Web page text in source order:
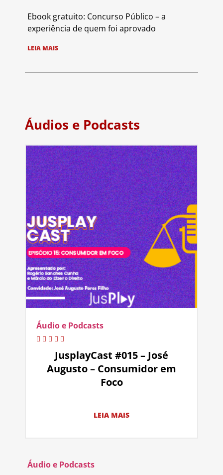
Ebook gratuito: Concurso Público – a
experiência de quem foi aprovado
LEIA MAIS
Áudios e Podcasts
Áudio e Podcasts
JusplayCast #015 – José
Augusto – Consumidor em
Foco
LEIA MAIS
Áudio e Podcasts